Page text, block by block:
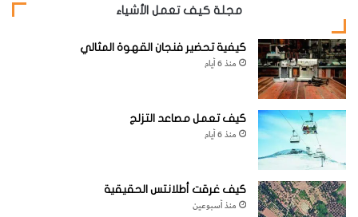
مجلة كيف تعمل الأشياء
كيفية تحضير فنجان القهوة المثالي
منذ 6 أيام
كيف تعمل مصاعد التزلج
منذ 6 أيام
كيف غرقت أطلانتس الحقيقية
منذ أسبوعين